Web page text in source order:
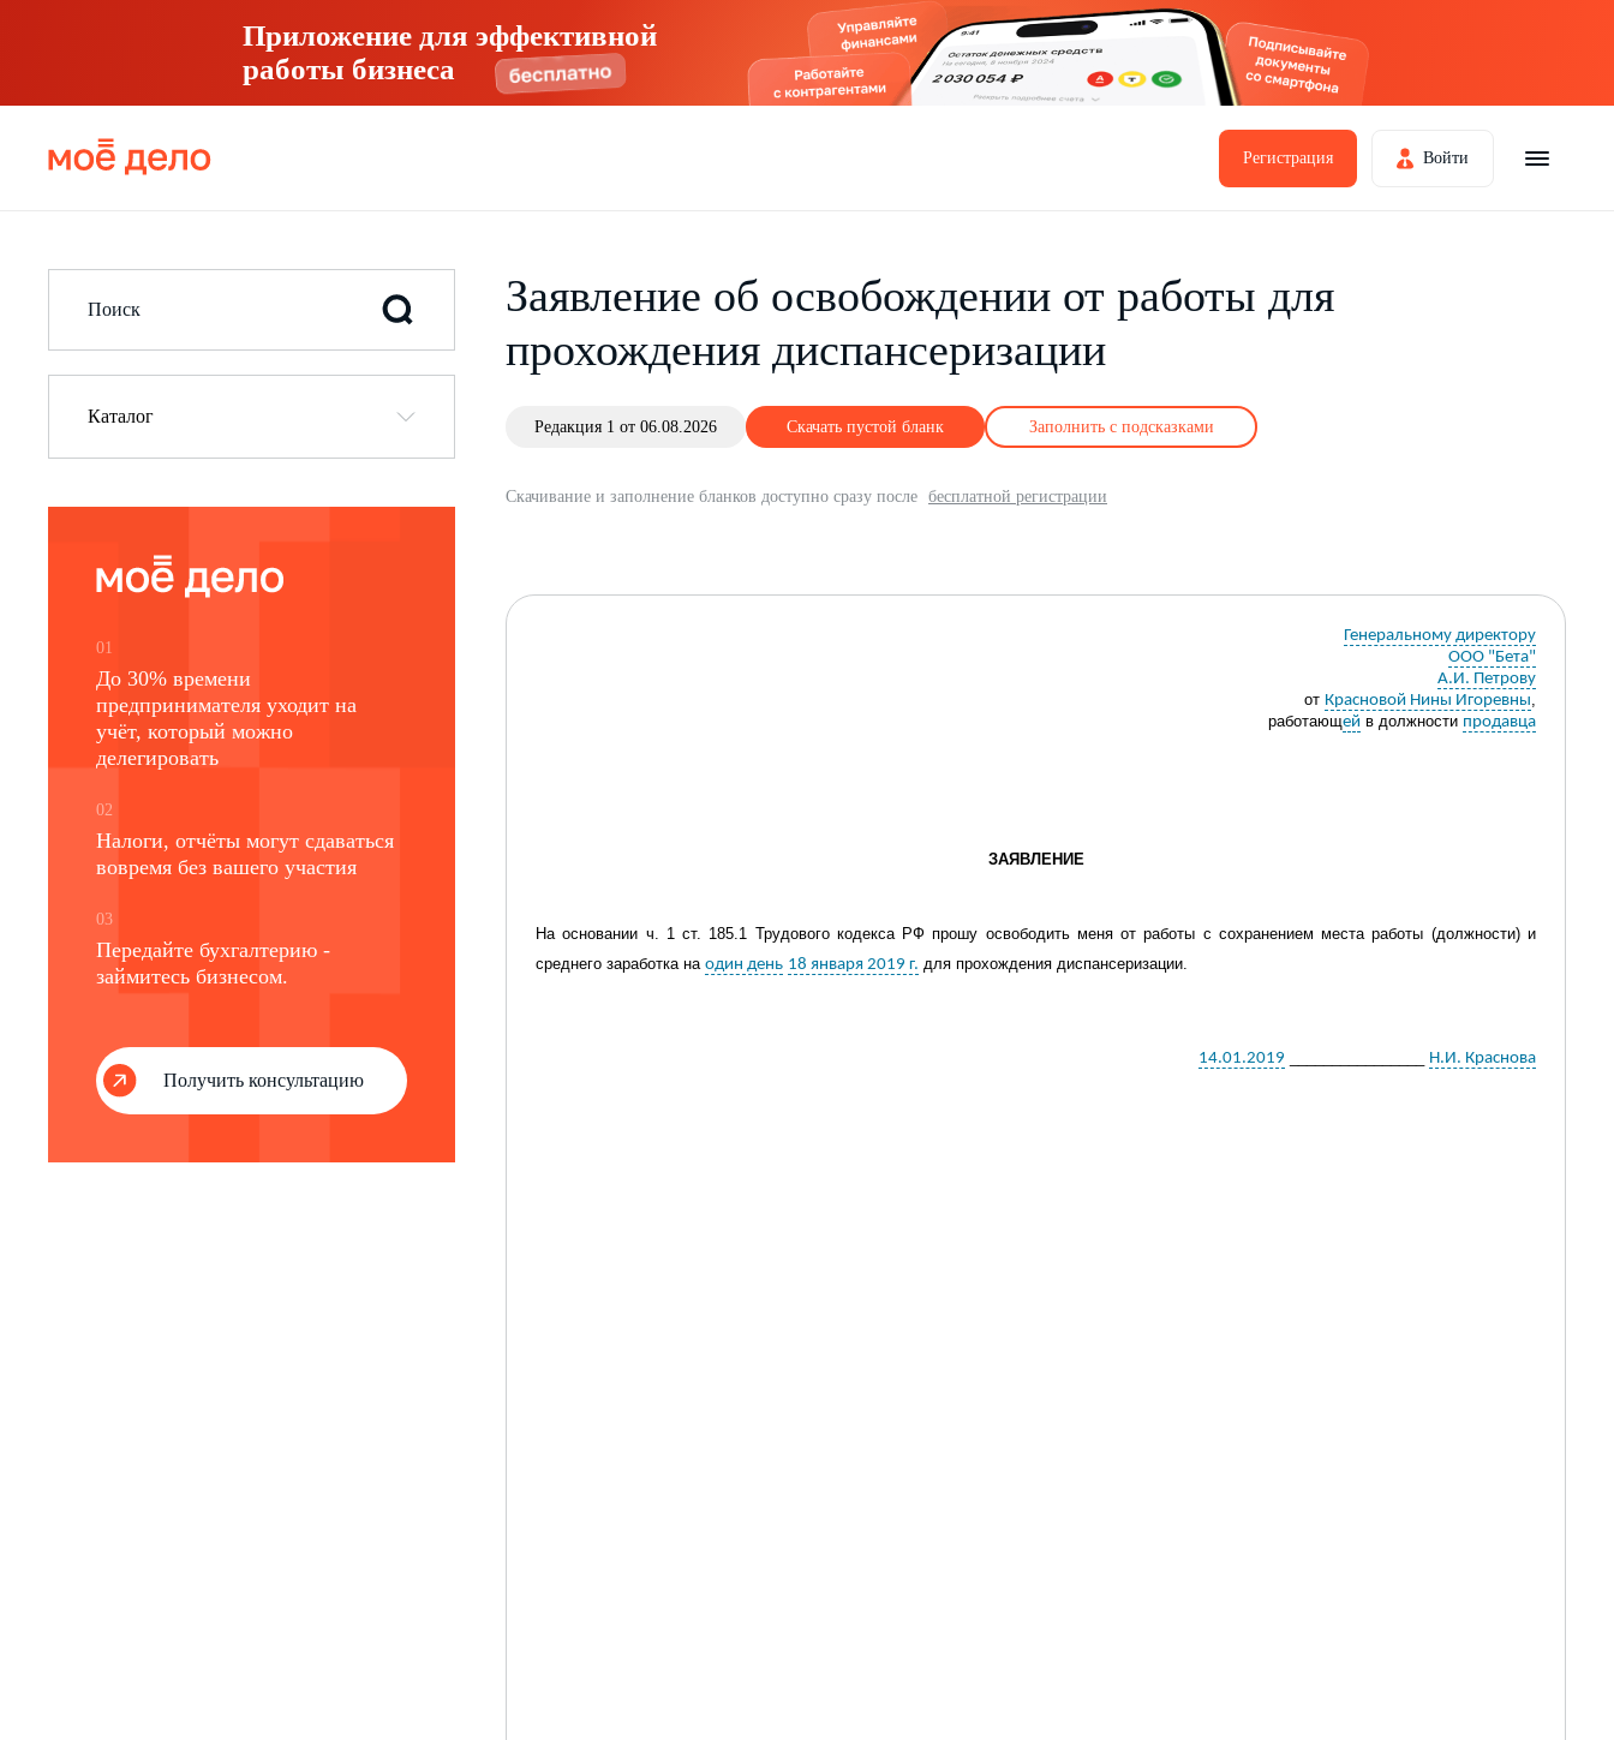
Приложение для эффективной
работы бизнеса
Регистрация Войти
Каталог
01
До 30% времени
предпринимателя уходит на
учёт, который можно
делегировать
02
Налоги, отчёты могут сдаваться
вовремя без вашего участия
03
Передайте бухгалтерию -
займитесь бизнесом.
Получить консультацию
Заявление об освобождении от работы для
прохождения диспансеризации
Редакция 1 от 06.08.2026 Скачать пустой бланк Заполнить с подсказками
Скачивание и заполнение бланков доступно сразу после бесплатной регистрации
Генеральному директору
ООО "Бета"
А.И. Петрову
от Красновой Нины Игоревны,
работающей в должности продавца
ЗАЯВЛЕНИЕ
На основании ч 1 ст. 185.1
Трудового кодекса РФ прошу освободить меня от работы с сохранением места работы (должности) и
среднего заработка на один день 18 января 2019 г. для прохождения диспансеризации
14.01.2019 Н.И. Краснова